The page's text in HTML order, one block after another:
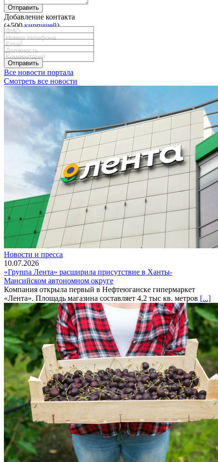
Отправить
Добавление контакта
(+500кирпичей)
Отправить
Все новости портала
Смотреть все новости
Новости и пресса
10.07.2026
«Группа Лента» расширила присутствие в Ханты-
Мансийском автономном округе
Компания открыла первый в Нефтеюганске гипермаркет
«Лента». Площадь магазина составляет 4,2 тыс кв. метров [...]